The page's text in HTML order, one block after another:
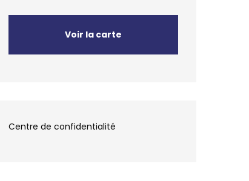
Voir la carte
Centre de confidentialité